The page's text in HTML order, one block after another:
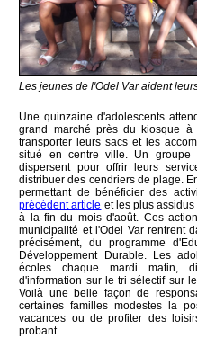
Les jeunes de l'Odel Var aident
Une quinzaine d'adolescents
grand marché près du kiosque
transporter leurs sacs et les
situé en centre ville. Un
dispersent pour offrir leurs
distribuer des cendriers de plage.
permettant de bénéficier des
précédent article et les plus
à la fin du mois d'août. Ces
municipalité et l'Odel Var rentrent
précisément, du programme
Développement Durable. Les
écoles chaque mardi matin,
d'information sur le tri sélectif sur
Voilà une belle façon de
certaines familles modestes la
vacances ou de profiter des
probant.